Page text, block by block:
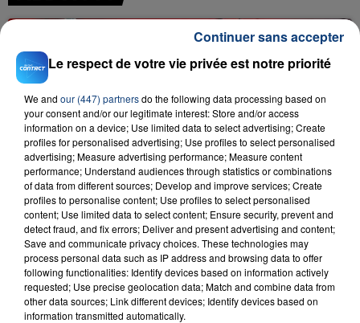
23 juillet 2026
INCENDIE MORTEL À LENS : UNE FEMME ET
SON BÉBÉ ENTRE LA VIE ET LA...
Un homme s'est immolé par le feu après avoir
aspergé sa compagne et leur bébé de trois mois
d'un liquide inflammable.
Le respect de votre vie privée est notre priorité
We and our (447) partnersdo the following data processing based on
your consent and/or our legitimate interest: Store and/or access
information on a device; Use limited data to select advertising; Create
profiles for personalised advertising; Use profiles to select personalised
advertising; Measure advertising performance; Measure content
performance; Understand audiences through statistics or combinations
of data from different sources; Develop and improve services; Create
profiles to personalise content; Use profiles to select personalised
content; Use limited data to select content; Ensure security, prevent and
detect fraud, and fix errors; Deliver and present advertising and content;
Save and communicate privacy choices. These technologies may
process personal data such as IP address and browsing data to offer
following functionalities: Identify devices based on information actively
requested; Use precise geolocation data; Match and combine data from
other data sources; Link different devices; Identify devices based on
information transmitted automatically.
Continuer sans accepter